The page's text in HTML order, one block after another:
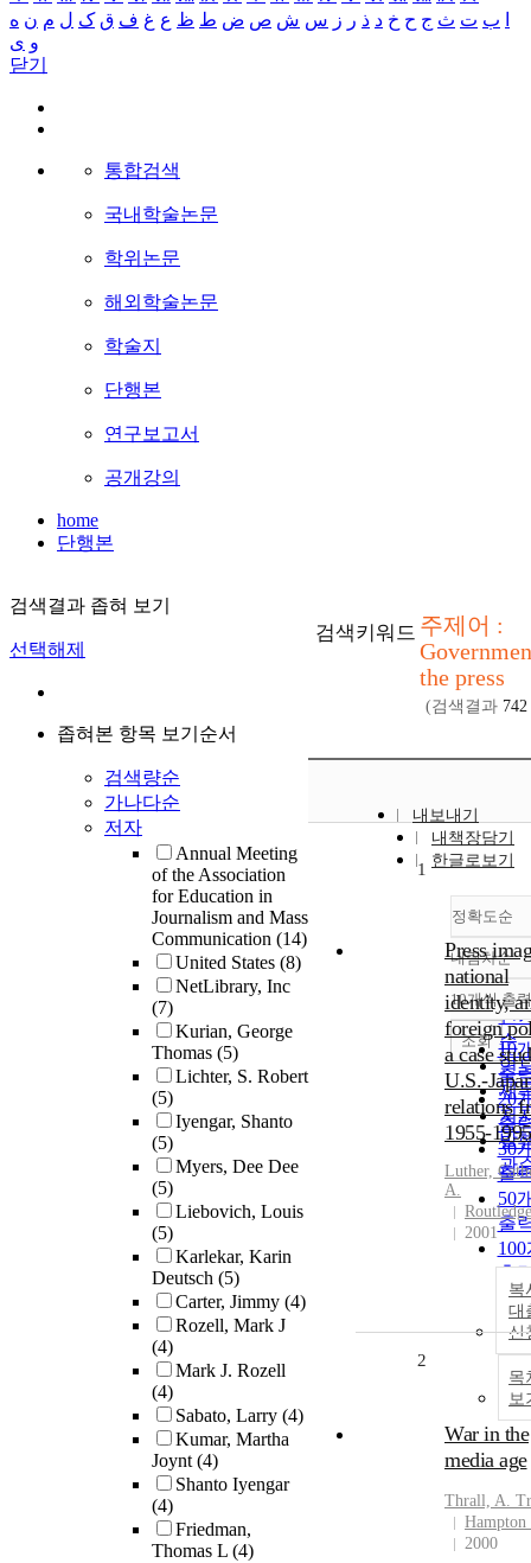
ب ت ث ج ح خ د ذ ر ز س ش ص ض ط ظ ع غ ف ق ک ل م ن ه
و ی
닫기
통합검색
국내학술논문
학위논문
해외학술논문
학술지
단행본
연구보고서
공개강의
home
단행본
검색결과 좁혀 보기
선택해제
좁혀본 항목 보기순서
검색량순
가나다순
저자
Annual Meeting
of the Association
for Education in
Journalism and Mass
Communication (14)
United States (8)
NetLibrary, Inc
(7)
Kurian, George
Thomas (5)
Lichter, S. Robert
(5)
Iyengar, Shanto
(5)
Myers, Dee Dee
(5)
Liebovich, Louis
(5)
Karlekar, Karin
Deutsch (5)
Carter, Jimmy (4)
Rozell, Mark J
(4)
Mark J. Rozell
(4)
Sabato, Larry (4)
Kumar, Martha
Joynt(4)
Shanto Iyengar
(4)
Friedman,
Thomas L (4)
검색키워드 주제어 :
the press
(검색결과 742
내보내기
내책장담기
한글로보기
정확도순
정
순
인
순
연
제
저
발
관
내림차순
내
10개씩 출력
10
출
20
출
30
출
50
출
출
조회
1
Press
national
identity,
foreign
a case
U.S.-
relations
1955-1995
Luther,
A.
Routledge
2001
복
대
신
목
보
2
War in the
media age
Thrall, A.
Hampton
2000